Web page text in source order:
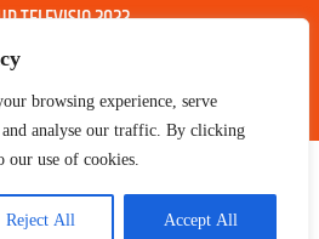
browsing experience, serve
and analyse our traffic. By clicking
our use of cookies.
Reject All Accept All
TELEVISIO 2022.
DRETS RESERVATS